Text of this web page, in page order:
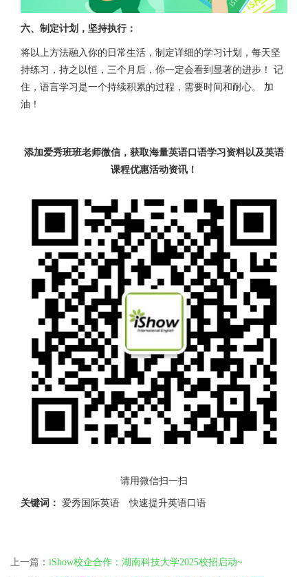
六、制定计划，坚持执行：
将以上方法融入你的日常生活，制定详细的学习计划，每天坚
持练习，持之以恒，三个月后，你一定会看到显著的进步！ 记
住，语言学习是一个持续积累的过程，需要时间和耐心。 加
油！
添加爱秀班班老师微信，获取海量英语口语学习资料以及英语
课程优惠活动资讯！
请用微信扫一扫
关键词： 爱秀国际英语 快速提升英语口语
上一篇： iShow校企合作：湖南科技大学2025校招启动~